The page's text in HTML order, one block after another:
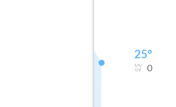
25°
0